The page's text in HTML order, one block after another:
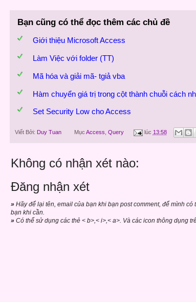
Bạn cũng có thể đọc thêm các chủ đề
Giới thiệu Microsoft Access
Làm Việc với folder (TT)
Mã hóa và giải mã- tgiả vba
Hàm chuyển giá trị trong cột thành chuỗi cách
Set Security Low cho Access
Viết Bởi: Duy Tuan Mục Access Query lúc 13:58
Không có nhận xét nào:
Đăng nhận xét
» Hãy để lại tên, email của bạn khi bạn post comment, để mình có
bạn khi cần.
» Có thể sử dụng các thẻ < b>,< i>,< a>. Và các icon thông dụng